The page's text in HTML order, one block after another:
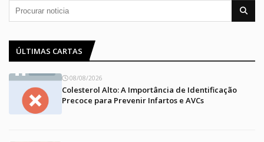
ÚLTIMAS CARTAS
08/08/2026
Colesterol Alto: A Importância de Identificação
Precoce para Prevenir Infartos e AVCs